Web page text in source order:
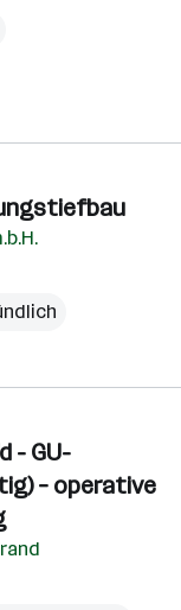
- GU-
– operative